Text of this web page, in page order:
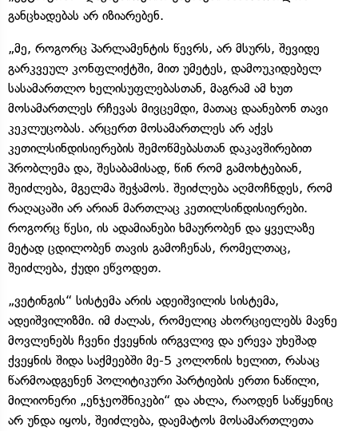
განცხადებას არ იზიარებენ.
„მე, როგორც პარლამენტის წევრს, არ მსურს, შევიდე
გარკვეულ კონფლიქტში, მით უმეტეს, დამოუკიდებელ
სასამართლო ხელისუფლებასთან, მაგრამ ამ ხუთ
მოსამართლეს რჩევას მივცემდი, მათაც დაანებონ თავი
კეკლუცობას. არცერთ მოსამართლეს არ აქვს
კეთილსინდისიერების შემოწმებასთან დაკავშირებით
პრობლემა და, შესაბამისად, წინ რომ გამოხტებიან,
შეიძლება, მგელმა შეჭამოს. შეიძლება აღმოჩნდეს, რომ
რაღაცაში არ არიან მართლაც კეთილსინდისიერები.
როგორც წესი, ის ადამიანები ხმაურობენ და ყველაზე
მეტად ცდილობენ თავის გამოჩენას, რომელთაც,
შეიძლება, ქუდი ეწვოდეთ.
„ვეტინგის“ სისტემა არის ადეიშვილის სისტემა,
ადეიშვილიზმი. იმ ძალას, რომელიც ახორციელებს მავნე
მოვლენებს ჩვენი ქვეყნის ირგვლივ და ერევა უხეშად
ქვეყნის შიდა საქმეებში მე-5 კოლონის ხელით, რასაც
წარმოადგენენ პოლიტიკური პარტიების ერთი ნაწილი,
მილიონერი „ენჯეოშნიკები“ და ახლა, რაოდენ საწყენიც
არ უნდა იყოს, შეიძლება, დაემატოს მოსამართლეთა